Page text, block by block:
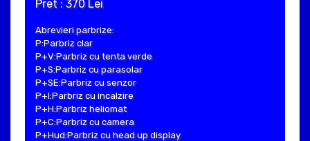
Pret : 370 Lei
Abrevieri parbrize:
P:Parbriz clar
P+V:Parbriz cu tenta verde
P+S:Parbriz cu parasolar
P+SE:Parbriz cu senzor
P+I:Parbriz cu incalzire
P+H:Parbriz heliomat
P+C:Parbriz cu camera
P+Hud:Parbriz cu head up display